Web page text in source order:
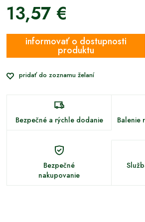
13,57 €
informovať o dostupnosti
produktu
pridať do zoznamu želaní
Bezpečné a rýchle dodanie
Balenie
Bezpečné
nakupovanie